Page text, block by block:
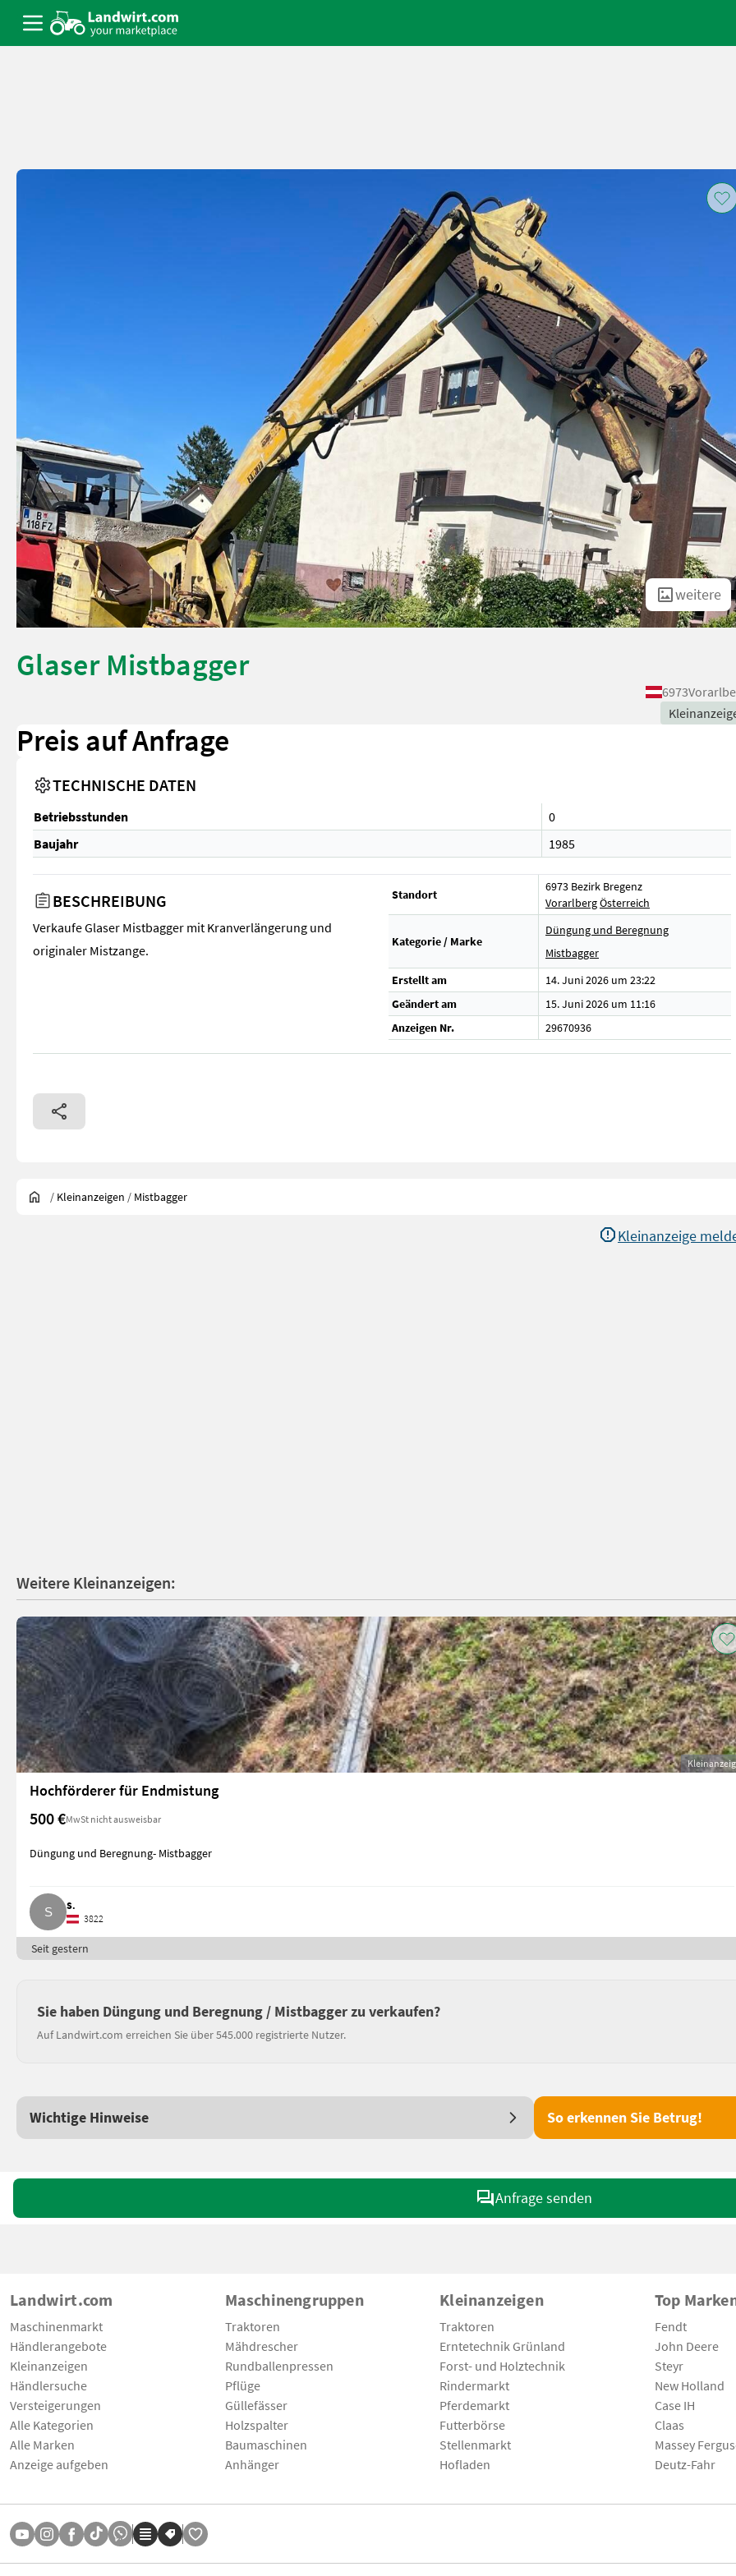
weitere
Glaser Mistbagger
6973
Preis auf Anfrage
TECHNISCHE DATEN
Betriebsstunden
0
Baujahr
1985
BESCHREIBUNG
Verkaufe Glaser Mistbagger mit Kranverlängerung und
originaler Mistzange.
Standort
6973 Bezirk Bregenz
VorarlbergÖsterreich
Kategorie / Marke
Düngung und Beregnung
Mistbagger
Erstellt am
14. Juni 2026 um 23:22
Geändert am
15. Juni 2026 um 11:16
Anzeigen Nr.
29670936
/ Kleinanzeigen / Mistbagger
Kleinanzeige
Weitere Kleinanzeigen:
Hochförderer für Endmistung
500 €MwSt nicht ausweisbar
Düngung und Beregnung- Mistbagger
S.
3822
Seit gestern
Sie haben Düngung und Beregnung / Mistbagger zu verkaufen?
Auf Landwirt.com erreichen Sie über 545.000 registrierte Nutzer.
Wichtige Hinweise So erkennen Sie Betrug!
Anfrage senden
Landwirt.com
Maschinenmarkt
Händlerangebote
Kleinanzeigen
Händlersuche
Versteigerungen
Alle Kategorien
Alle Marken
Anzeige aufgeben
Maschinengruppen
Traktoren
Mähdrescher
Rundballenpressen
Pflüge
Güllefässer
Holzspalter
Baumaschinen
Anhänger
Kleinanzeigen
Traktoren
Erntetechnik Grünland
Forst- und Holztechnik
Rindermarkt
Pferdemarkt
Futterbörse
Stellenmarkt
Hofladen
Top
Fendt
John Deere
Steyr
New Holland
Case IH
Claas
Massey
Deutz-Fahr